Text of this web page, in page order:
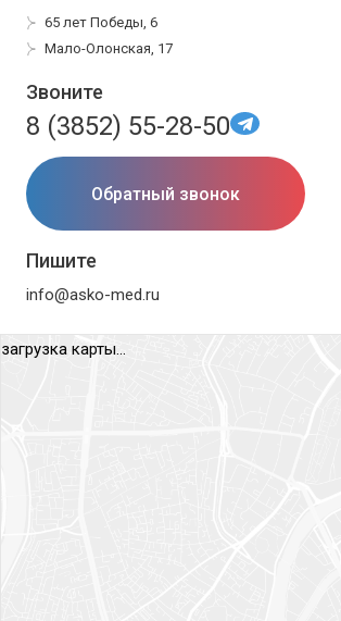
65 лет Победы, 6
Мало-Олонская, 17
Звоните
8 (3852) 55-28-50
Обратный звонок
Пишите
info@asko-med.ru
загрузка карты...